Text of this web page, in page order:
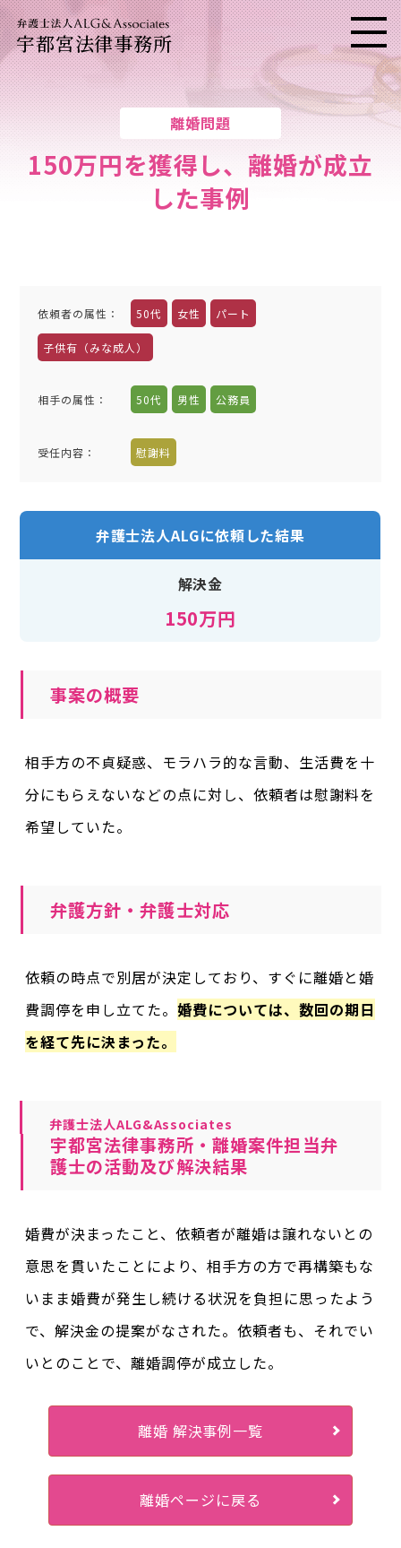
宇都宮法律事務所 メニ
離婚問題
150万円を獲得し、離婚が成立
した事例
依頼者の属性 ： 50代 女性 パート
子供有（みな成人）
相手の属性 ： 50代 男性 公務員
受任内容 ： 慰謝料
弁護士法人ALGに依頼した結果
解決金
150万円
事案の概要
相手方の不貞疑惑、モラハラ的な言動、生活費を十
分にもらえないなどの点に対し、依頼者は慰謝料を
希望していた。
弁護方針・弁護士対応
依頼の時点で別居が決定しており、すぐに離婚と婚
費調停を申し立てた。婚費については、数回の期日
を経て先に決まった。
弁護士法人ALG&Associates
宇都宮法律事務所・離婚案件担当弁
護士の活動及び解決結果
婚費が決まったこと、依頼者が離婚は譲れないとの
意思を貫いたことにより、相手方の方で再構築もな
いまま婚費が発生し続ける状況を負担に思ったよう
で、解決金の提案がなされた。依頼者も、それでい
いとのことで、離婚調停が成立した。
離婚 解決事例一覧
離婚ページに戻る